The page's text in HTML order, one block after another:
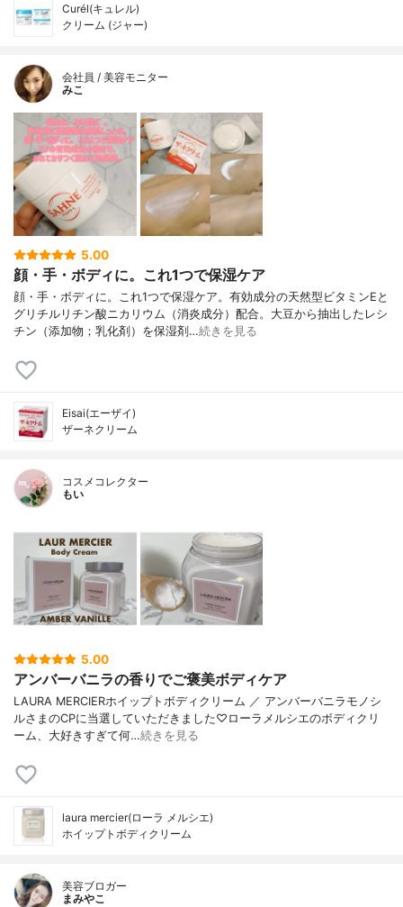
Curél(キュレル)
クリーム (ジャー)
会社員 / 美容モニター
みこ
5.00
顔・手・ボディに。これ1つで保湿ケア
顔・手・ボディに。これ1つで保湿ケア。有効成分の天然型ビタミンEと
グリチルリチン酸ニカリウム（消炎成分）配合。大豆から抽出したレシ
チン（添加物；乳化剤）を保湿剤…続きを見る
Eisai(エーザイ)
ザーネクリーム
コスメコレクター
もい
5.00
アンバーバニラの香りでご褒美ボディケア
LAURA MERCIERホイップトボディクリーム ／ アンバーバニラモノシ
ルさまのCPに当選していただきました♡ローラメルシエのボディクリ
ーム、大好きすぎて何…続きを見る
laura mercier(ローラ メルシエ)
ホイップトボディクリーム
美容ブロガー
まみやこ